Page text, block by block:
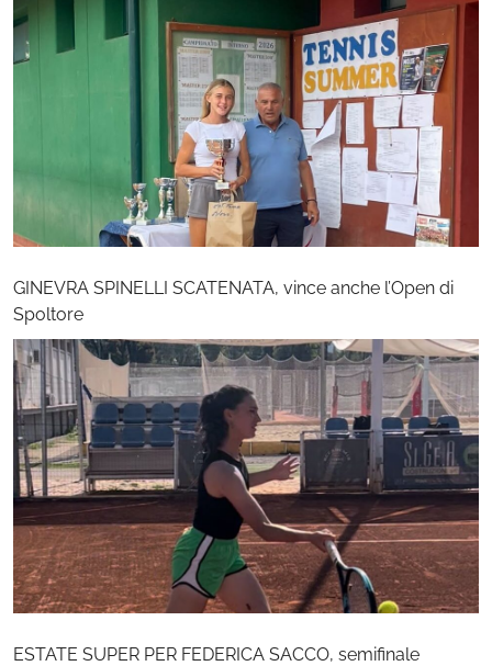
GINEVRA SPINELLI SCATENATA, vince anche l’Open di
Spoltore
ESTATE SUPER PER FEDERICA SACCO, semifinale